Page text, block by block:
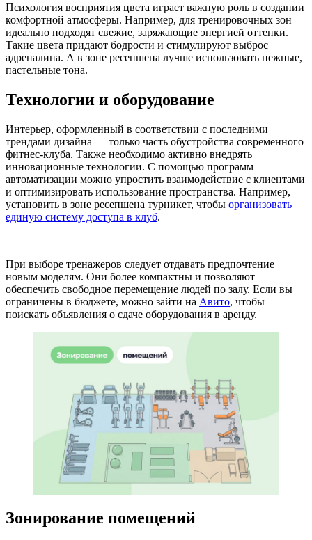
Психология восприятия цвета играет важную роль в создании
комфортной атмосферы. Например, для тренировочных зон
идеально подходят свежие, заряжающие энергией оттенки.
Такие цвета придают бодрости и стимулируют выброс
адреналина. А в зоне ресепшена лучше использовать нежные,
пастельные тона.
Технологии и оборудование
Интерьер, оформленный в соответствии с последними
трендами дизайна — только часть обустройства современного
фитнес-клуба. Также необходимо активно внедрять
инновационные технологии. С помощью программ
автоматизации можно упростить взаимодействие с клиентами
и оптимизировать использование пространства. Например,
установить в зоне ресепшена турникет, чтобы организовать
единую систему доступа в клуб.
При выборе тренажеров следует отдавать предпочтение
новым моделям. Они более компактны и позволяют
обеспечить свободное перемещение людей по залу. Если вы
ограничены в бюджете, можно зайти на Авито, чтобы
поискать объявления о сдаче оборудования в аренду.
Зонирование помещений